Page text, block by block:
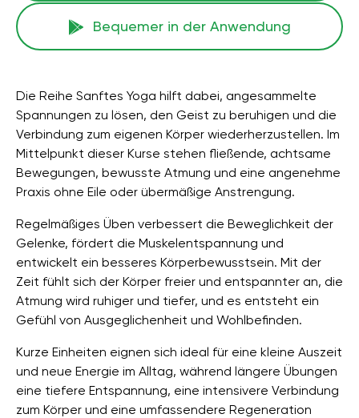
Bequemer in der Anwendung
Die Reihe Sanftes Yoga hilft dabei, angesammelte
Spannungen zu lösen, den Geist zu beruhigen und die
Verbindung zum eigenen Körper wiederherzustellen. Im
Mittelpunkt dieser Kurse stehen fließende, achtsame
Bewegungen, bewusste Atmung und eine angenehme
Praxis ohne Eile oder übermäßige Anstrengung.
Regelmäßiges Üben verbessert die Beweglichkeit der
Gelenke, fördert die Muskelentspannung und
entwickelt ein besseres Körperbewusstsein. Mit der
Zeit fühlt sich der Körper freier und entspannter an, die
Atmung wird ruhiger und tiefer, und es entsteht ein
Gefühl von Ausgeglichenheit und Wohlbefinden.
Kurze Einheiten eignen sich ideal für eine kleine Auszeit
und neue Energie im Alltag, während längere Übungen
eine tiefere Entspannung, eine intensivere Verbindung
zum Körper und eine umfassendere Regeneration